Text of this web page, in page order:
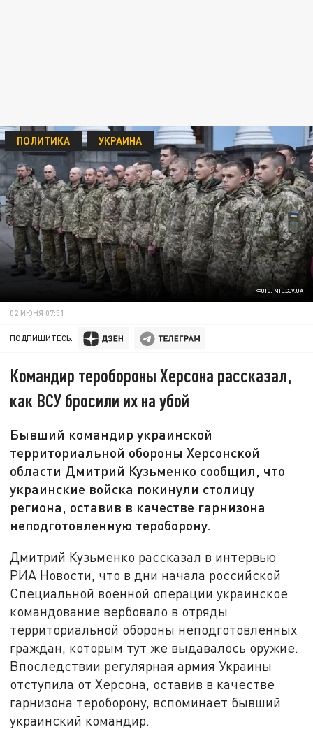
ФОТО: MIL.GOV.UA
ПОЛИТИКА УКРАИНА
02 ИЮНЯ 07:51
ПОДПИШИТЕСЬ:
Командир теробороны Херсона рассказал,
как ВСУ бросили их на убой
Бывший командир украинской
территориальной обороны Херсонской
области Дмитрий Кузьменко сообщил, что
украинские войска покинули столицу
региона, оставив в качестве гарнизона
неподготовленную тероборону.
Дмитрий Кузьменко рассказал в интервью
РИА Новости, что в дни начала российской
Специальной военной операции украинское
командование вербовало в отряды
территориальной обороны неподготовленных
граждан, которым тут же выдавалось оружие.
Впоследствии регулярная армия Украины
отступила от Херсона, оставив в качестве
гарнизона тероборону, вспоминает бывший
украинский командир.